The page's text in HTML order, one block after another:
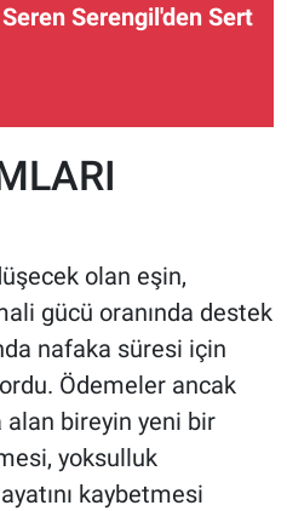
Serengil'den Sert
olan eşin,
gücü oranında destek
nafaka süresi için
Ödemeler ancak
bireyin yeni bir
yoksulluk
kaybetmesi